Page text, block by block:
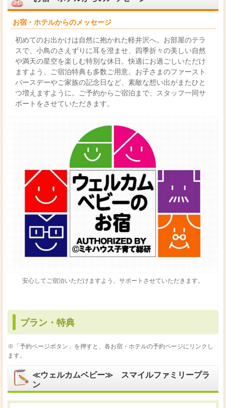
お宿・ホテルからのメッセージ
初めてのお出かけは自然に抱かれた軽井沢へ。お部屋のテラ
スで、小鳥のさえずりに耳を澄ませ、四季折々の美しい自然
や満天の星空を楽しむ特別な休日。快適にお過ごしいただけ
ますよう、ご宿泊特典も多数ご用意。お子さまのファースト
バースデーやご家族の記念日など、素敵な想い出がまたひと
つ増えますように。ご予約からご宿泊まで、スタッフ一同サ
ポートをさせていただきます。
安心してご宿泊いただけますよう、サポートさせていただきます。
プラン・特典
※「予約ページボタン」を押すと、各お宿・ホテルの予約ページにリンクし
ます。
≪ウェルカムベビー≫ スマイルファミリープラ
ン